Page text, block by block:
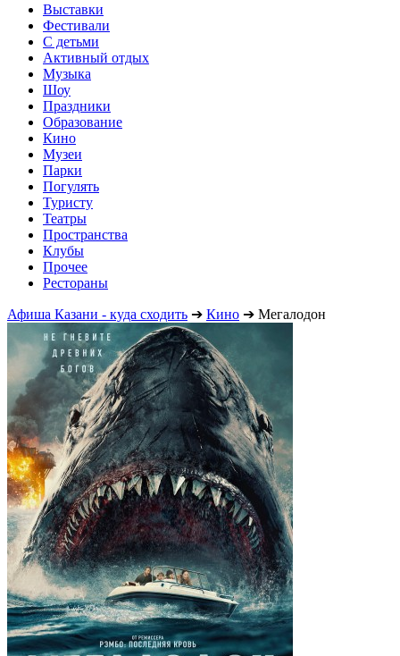
Выставки
Фестивали
С детьми
Активный отдых
Музыка
Шоу
Праздники
Образование
Кино
Музеи
Парки
Погулять
Туристу
Театры
Пространства
Клубы
Прочее
Рестораны
Афиша Казани - куда сходить ➔ Кино ➔ Мегалодон